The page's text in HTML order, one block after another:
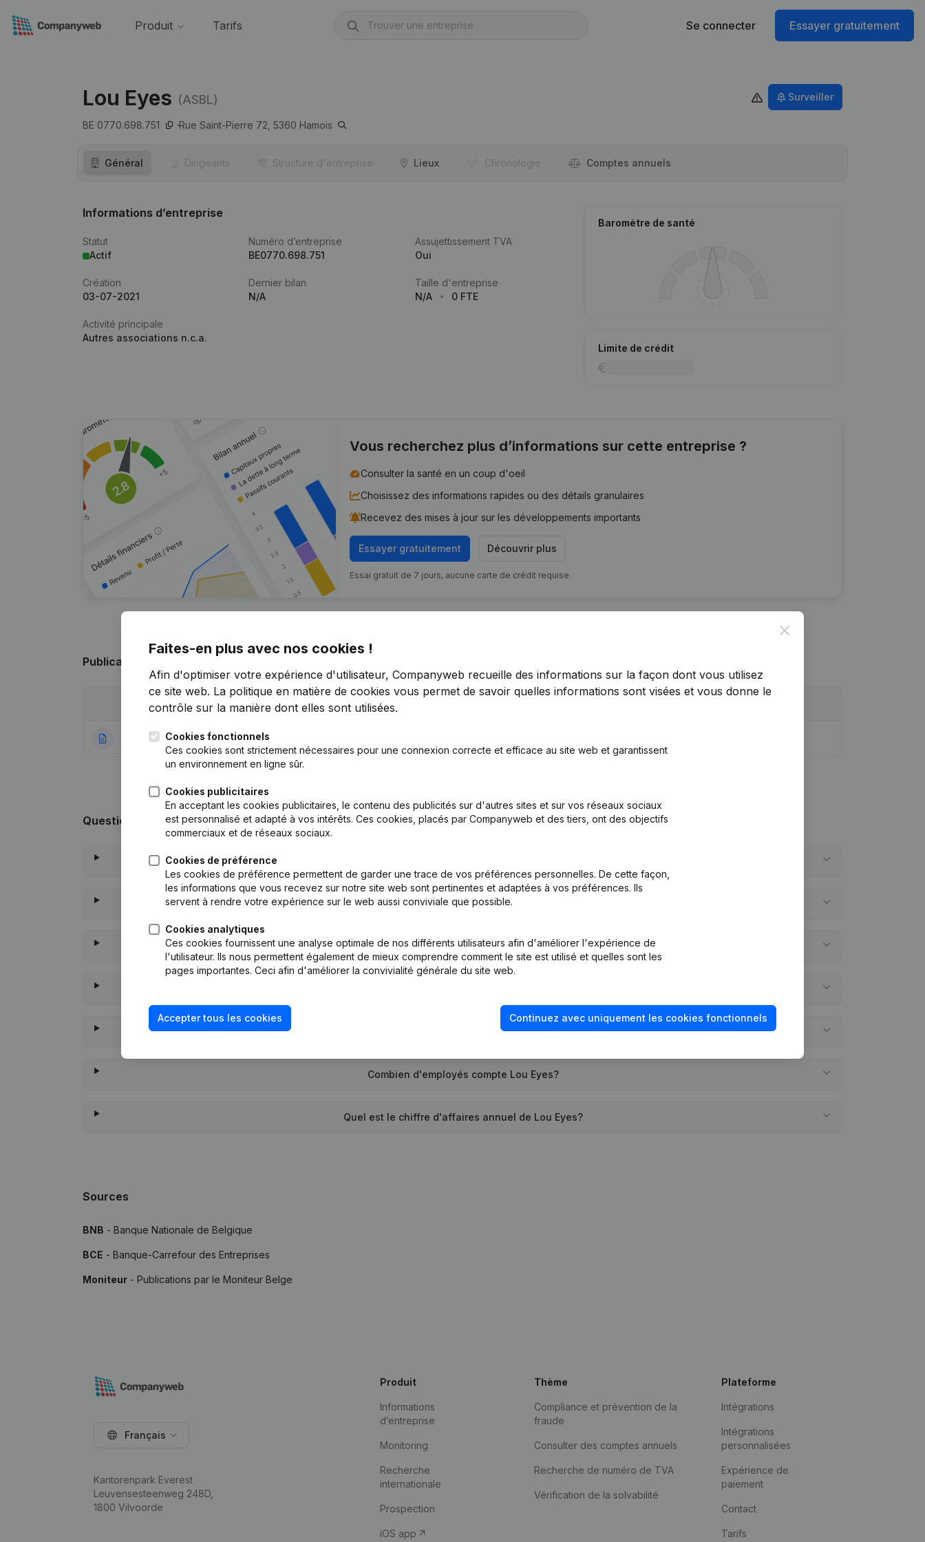
Produit Tarifs Se connecter Essayer gratuitement
Lou Eyes (ASBL)
BE 0770.698.751 Rue Saint-Pierre 72, 5360 Hamois
Surveiller
Général Dirigeants Structure d'entreprise Lieux Chronologie Comptes annuels
Informations d’entreprise
Statut
Actif
Numéro d’entreprise
BE0770.698.751
Assujettissement TVA
Oui
Création
03-07-2021
Dernier bilan
N/A
Taille d'entreprise
N/A
0 FTE
Activité principale
Autres associations n.c.a.
Baromètre de santé
Limite de crédit
Vous recherchez plus d’informations sur cette entreprise ?
Consulter la santé en un coup d'oeil
Choisissez des informations rapides ou des détails granulaires
Recevez des mises à jour sur les développements importants
Essayer gratuitement Découvrir plus
Essai gratuit de 7 jours, aucune carte de crédit requise.
Publications
Publication
07-07-2021 Rubrique Constitution (Nouvelle Personne Morale, Ouverture Succursale, etc...)
Questions fréquemment posées
Quel est l'identifiant PEPPOL de Lou Eyes?
Quand la société Lou Eyes a-t-elle été créée?
À quand remonte la dernière fois que Lou Eyes a déposé des comptes annuels?
Combien d'employés compte Lou Eyes?
Quel est le chiffre d'affaires annuel de Lou Eyes?
Sources
BNB - Banque Nationale de Belgique
BCE - Banque-Carrefour des Entreprises
Moniteur - Publications par le Moniteur Belge
Close
Faites-en plus avec nos cookies !
Afin d'optimiser votre expérience d'utilisateur, Companyweb recueille des informations sur la façon dont vous utilisez
ce site web. La politique en matière de cookies vous permet de savoir quelles informations sont visées et vous donne le
contrôle sur la manière dont elles sont utilisées.
Cookies fonctionnels
Ces cookies sont strictement nécessaires pour une connexion correcte et efficace au site web et garantissent
un environnement en ligne sûr.
Cookies publicitaires
En acceptant les cookies publicitaires, le contenu des publicités sur d'autres sites et sur vos réseaux sociaux
est personnalisé et adapté à vos intérêts. Ces cookies, placés par Companyweb et des tiers, ont des objectifs
commerciaux et de réseaux sociaux.
Cookies de préférence
Les cookies de préférence permettent de garder une trace de vos préférences personnelles. De cette façon,
les informations que vous recevez sur notre site web sont pertinentes et adaptées à vos préférences. Ils
servent à rendre votre expérience sur le web aussi conviviale que possible.
Cookies analytiques
Ces cookies fournissent une analyse optimale de nos différents utilisateurs afin d'améliorer l'expérience de
l'utilisateur. Ils nous permettent également de mieux comprendre comment le site est utilisé et quelles sont les
pages importantes. Ceci afin d'améliorer la convivialité générale du site web.
Accepter tous les cookies Continuez avec uniquement les cookies fonctionnels
Français
Kantorenpark Everest
Leuvensesteenweg 248D,
1800 Vilvoorde
Produit
Informations
d’entreprise
Monitoring
Recherche
internationale
Prospection
iOS app
Thème
Compliance et prévention de la
fraude
Consulter des comptes annuels
Recherche de numéro de TVA
Vérification de la solvabilité
Plateforme
Intégrations
Intégrations
personnalisées
Expérience de
paiement
Contact
Tarifs